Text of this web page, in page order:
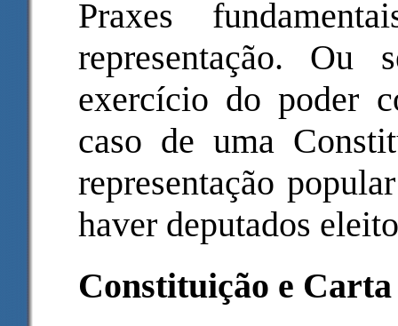
Praxes
representação. Ou
exercício do poder
caso de uma
representação
haver deputados
Constituição e